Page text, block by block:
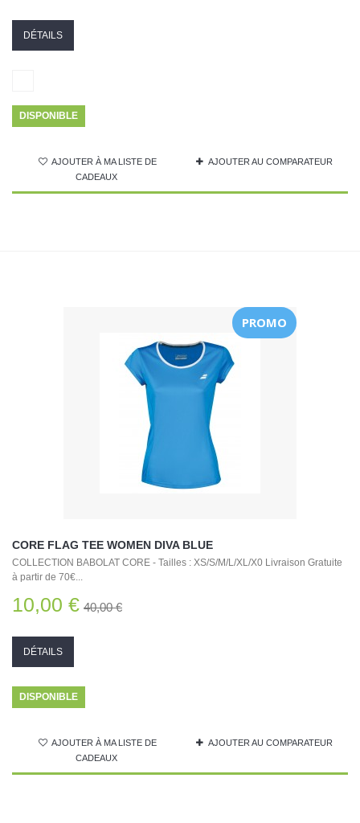
DÉTAILS
DISPONIBLE
AJOUTER À MA LISTE DE
CADEAUX
AJOUTER AU COMPARATEUR
PROMO
CORE FLAG TEE WOMEN DIVA BLUE
COLLECTION BABOLAT CORE - Tailles : XS/S/M/L/XL/X0 Livraison Gratuite
à partir de 70€...
10,00 € 40,00 €
DÉTAILS
DISPONIBLE
AJOUTER À MA LISTE DE
CADEAUX
AJOUTER AU COMPARATEUR